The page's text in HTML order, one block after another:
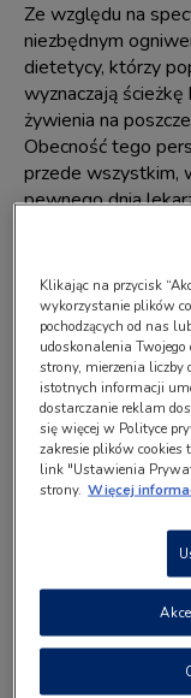
Ze względu na
niezbędnym
dietetycy, którzy
wyznaczają
żywienia na
Obecność tego
przede wszystkim,
pewnego dnia
Czy
Mimo
nasze
psychologa – ze
takiego spotkania,
spodziewać, o
mamy już jakieś
lub znamy
Często w naszych
stereotypowe
Klikając na przycisk
wykorzystanie plików
pochodzących od nas
udoskonalenia
strony, mierzenia liczby
istotnych informacji
dostarczanie reklam
się więcej w Polityce
zakresie plików
link "Ustawienia
strony. Więcej